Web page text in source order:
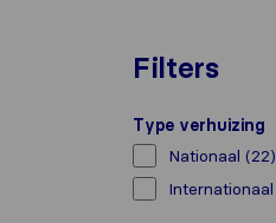
Filters
Type verhuizing
Nationaal (22)
Internationaal